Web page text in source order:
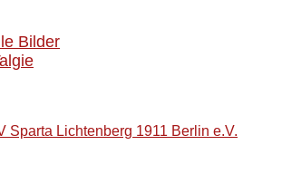
Bilder